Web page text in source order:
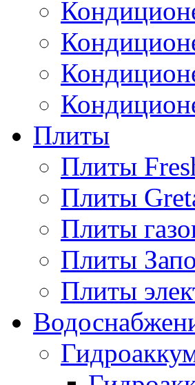
Плиты
Плиты
Плиты
Плиты
Плиты
Плиты